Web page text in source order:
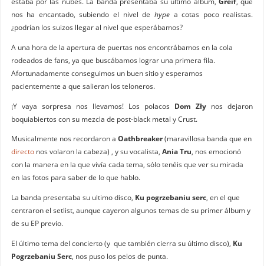
nos ha encantado, subiendo el nivel de hypea cotas poco realistas.
¿podrían los suizos llegar al nivel que esperábamos?
A una hora de la apertura de puertas nos encontrábamos en la cola
rodeados de fans, ya que buscábamos lograr una primera fila.
Afortunadamente conseguimos un buen sitio y esperamos
pacientemente a que salieran los teloneros.
¡Y vaya sorpresa nos llevamos! Los polacos Dom Zły nos dejaron
boquiabiertos con su mezcla de post-black metal y Crust.
Musicalmente nos recordaron a Oathbreaker(maravillosa banda que en
directonos volaron la cabeza) , y su vocalista, Ania Tru, nos emocionó
con la manera en la que vivía cada tema, sólo tenéis que ver su mirada
en las fotos para saber de lo que hablo.
La banda presentaba su ultimo disco, Ku pogrzebaniu serc, en el que
centraron el setlist, aunque cayeron algunos temas de su primer álbum y
de su EP previo.
El último tema del concierto (y que también cierra su último disco), Ku
Pogrzebaniu Serc, nos puso los pelos de punta.